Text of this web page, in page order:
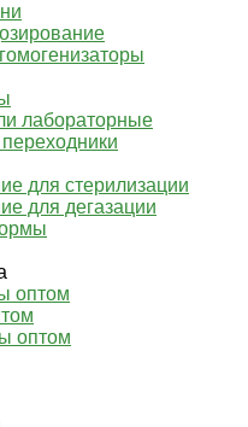
лабораторные
для стерилизации
для дегазации
оптом
оптом